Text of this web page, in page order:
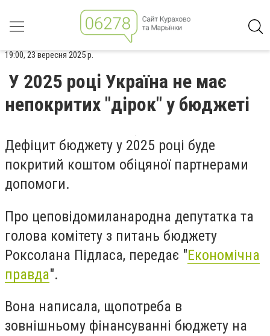
19:00, 23 вересня 2025 р.
У 2025 році Україна не має
непокритих "дірок" у бюджеті
Дефіцит бюджету у 2025 році буде
покритий коштом обіцяної партнерами
допомоги.
Про цеповідомиланародна депутатка та
голова комітету з питань бюджету
Роксолана Підласа, передає "Економічна
правда".
Вона написала, щопотреба в
зовнішньому фінансуванні бюджету на